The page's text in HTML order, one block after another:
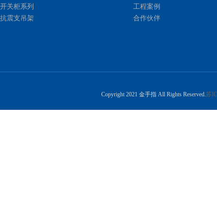
开关柜系列
抗震支吊架
工程案例
合作伙伴
Copyright 2021 金手指 All Rights Reserved.苏